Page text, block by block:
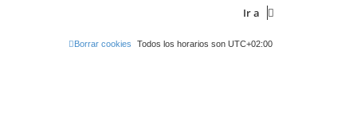
Ir a
Todos los horarios son UTC+02:00
Borrar cookies